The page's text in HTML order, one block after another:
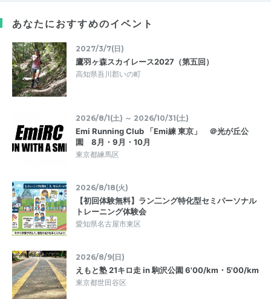
あなたにおすすめのイベント
2027/3/7(日)
鷹羽ヶ森スカイレース2027（第五回）
高知県吾川郡いの町
2026/8/1(土) ～ 2026/10/31(土)
Emi Running Club 「Emi練 東京」 ＠光が丘公
園 8月・9月・10月
東京都練馬区
2026/8/18(火)
【初回体験無料】ラン二ング特化型セミパーソナル
トレーニング体験会
愛知県名古屋市東区
2026/8/9(日)
えもと塾 21キロ走 in 駒沢公園 6'00/km・5'00/km
東京都世田谷区